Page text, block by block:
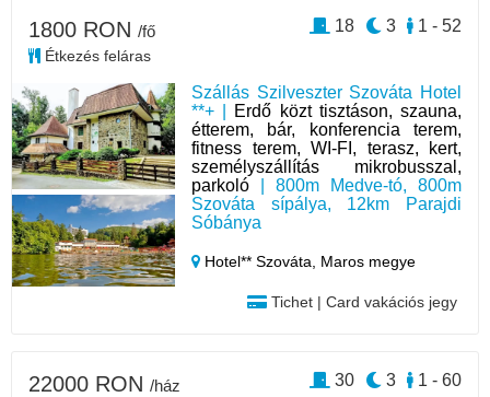
Szállás Szilveszter Szováta Hotel
**+ | Erdő közt tisztáson, szauna,
étterem, bár, konferencia terem,
fitness terem, WI-FI, terasz, kert,
személyszállítás mikrobusszal,
parkoló | 800m Medve-tó, 800m
Szováta sípálya, 12km Parajdi
Sóbánya
Hotel** Szováta, Maros megye
Tichet | Card vakációs jegy
1800 RON /fő
Étkezés feláras
1 - 52
3
18
22000 RON /ház 1 - 60
3
30